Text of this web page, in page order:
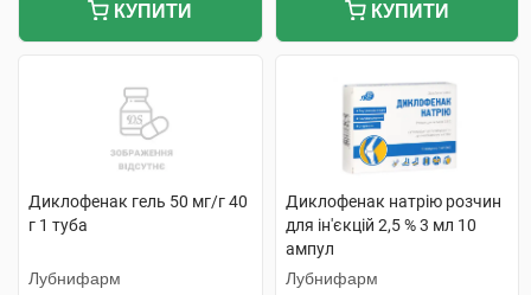
КУПИТИ КУПИТИ
Диклофенак гель 50 мг/г 40
г 1 туба
Лубнифарм
Диклофенак натрію розчин
для ін'єкцій 2,5 % 3 мл 10
ампул
Лубнифарм